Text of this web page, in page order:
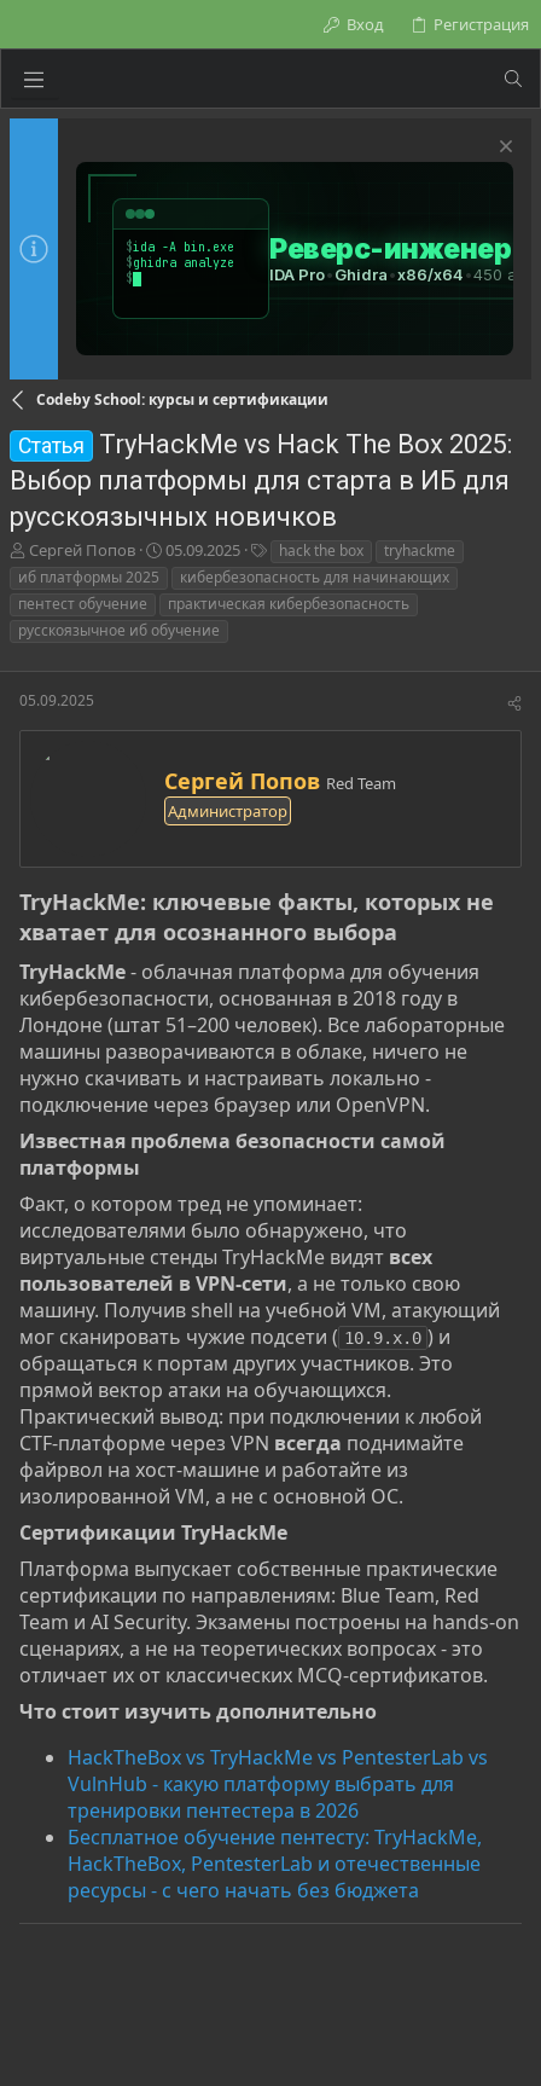
Вход Регистрация
Codeby School: курсы и сертификации
Статья
TryHackMe vs Hack The Box 2025:
Выбор платформы для старта в ИБ для
русскоязычных новичков
А
в
о
р
е
м
Сергей Попов
Д
а
н
ч
05.09.2025
е
и
hack the box
tryhackme
иб платформы 2025
кибербезопасность для начинающих
пентест обучение
практическая кибербезопасность
русскоязычное иб обучение
05.09.2025
А
в
т
р
Сергей Попов Red Team
Администратор
TryHackMe: ключевые факты, которых не
хватает для осознанного выбора​
TryHackMe- облачная платформа для обучения
кибербезопасности, основанная в 2018 году в
Лондоне (штат 51–200 человек). Все лабораторные
машины разворачиваются в облаке, ничего не
нужно скачивать и настраивать локально -
подключение через браузер или OpenVPN.
Известная проблема безопасности самой
платформы​
Факт, о котором тред не упоминает:
исследователями было обнаружено, что
виртуальные стенды TryHackMe видят всех
пользователей в VPN-сети, а не только свою
машину. Получив shell на учебной VM, атакующий
мог сканировать чужие подсети ( 10.9.x.0 ) и
обращаться к портам других участников. Это
прямой вектор атаки на обучающихся.
Практический вывод: при подключении к любой
CTF-платформе через VPN всегда поднимайте
файрвол на хост-машине и работайте из
изолированной VM, а не с основной ОС.
Сертификации TryHackMe​
Платформа выпускает собственные практические
сертификации по направлениям: Blue Team, Red
Team и AI Security. Экзамены построены на hands-on
сценариях, а не на теоретических вопросах - это
отличает их от классических MCQ-сертификатов.
Что стоит изучить дополнительно​
HackTheBox vs TryHackMe vs PentesterLab vs
VulnHub - какую платформу выбрать для
тренировки пентестера в 2026
Бесплатное обучение пентесту: TryHackMe,
HackTheBox, PentesterLab и отечественные
ресурсы - с чего начать без бюджета